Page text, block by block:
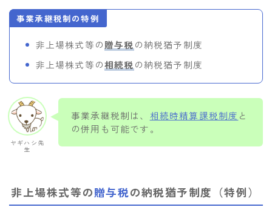
事業承継税制の特例
非上場株式等の贈与税の納税猶予制度
非上場株式等の相続税の納税猶予制度
ヤギハシ先
生
事業承継税制は、 相続時精算課税制度 と
の併用も可能です。
非上場株式等の贈与税の納税猶予制度（特例）